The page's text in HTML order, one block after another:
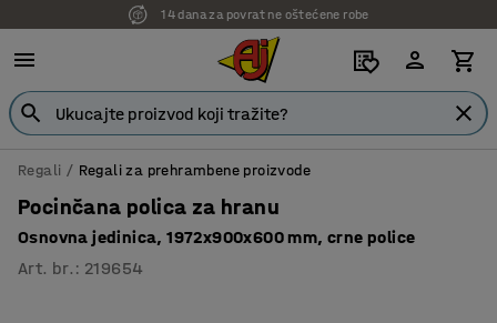
7 godina garancije
Regali Regali za prehrambene proizvode
Pocinčana polica za hranu
Osnovna jedinica, 1972x900x600 mm, crne police
Art. br. : 219654